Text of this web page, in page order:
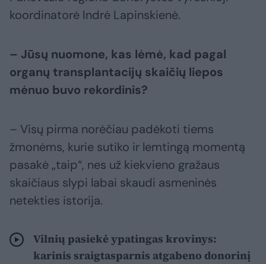
koordinatorė Indrė Lapinskienė.
– Jūsų nuomone, kas lėmė, kad pagal
organų transplantacijų skaičių liepos
mėnuo buvo rekordinis?
– Visų pirma norėčiau padėkoti tiems
žmonėms, kurie sutiko ir lemtingą momentą
pasakė „taip“, nes už kiekvieno gražaus
skaičiaus slypi labai skaudi asmeninės
netekties istorija.
Vilnių pasiekė ypatingas krovinys:
karinis sraigtasparnis atgabeno donorinį